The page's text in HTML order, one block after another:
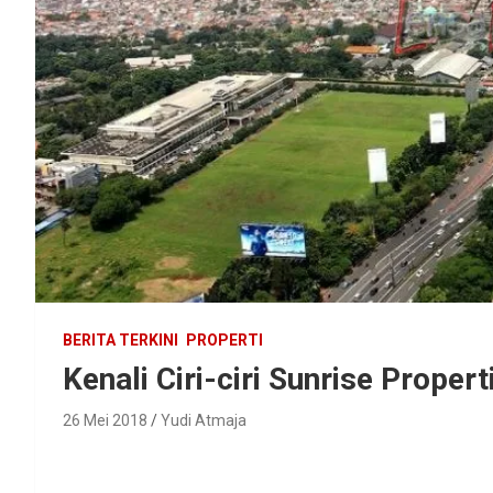
BERITA TERKINI PROPERTI
Kenali Ciri-ciri Sunrise
26 Mei 2018 Yudi Atmaja